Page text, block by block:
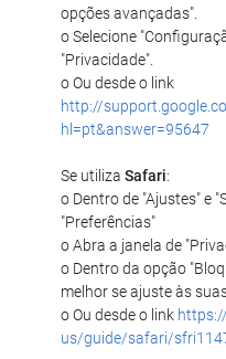
opções avançadas".
o Selecione
"Privacidade".
o Ou desde o link
http://
hl=pt&answer=95647
Se utiliza Safari:
o Dentro de "Ajustes" e
"Preferências"
o Abra a janela de
o Dentro da opção
melhor se ajuste às
o Ou desde o link
us/guide/safari/